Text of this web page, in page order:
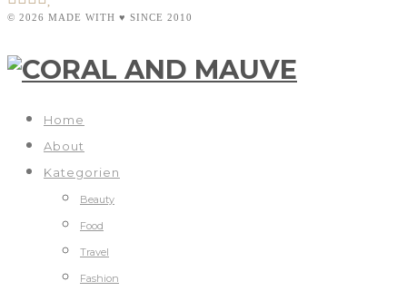
© 2026 MADE WITH ♥ SINCE 2010
Home
About
Kategorien
Beauty
Food
Travel
Fashion